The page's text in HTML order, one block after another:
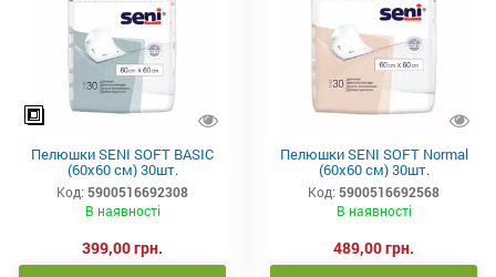
Пелюшки SENI SOFT BASIC
(60x60 см) 30шт.
Код: 5900516692308
В наявності
399,00 грн.
Пелюшки SENI SOFT Normal
(60x60 см) 30шт.
Код: 5900516692568
В наявності
489,00 грн.